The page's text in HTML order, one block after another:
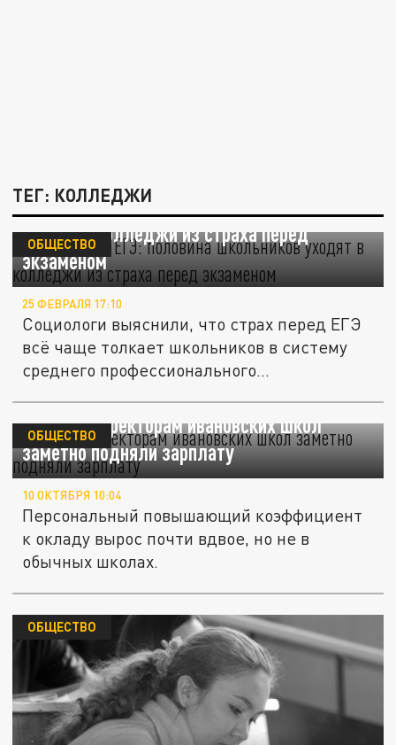
ТЕГ: КОЛЛЕДЖИ
Лишь бы не ЕГЭ: половина школьников
уходят в колледжи из страха перед
экзаменом
ОБЩЕСТВО
25 ФЕВРАЛЯ 17:10
Социологи выяснили, что страх перед ЕГЭ
всё чаще толкает школьников в систему
среднего профессионального...
Не всем директорам ивановских школ
заметно подняли зарплату
ОБЩЕСТВО
10 ОКТЯБРЯ 10:04
Персональный повышающий коэффициент
к окладу вырос почти вдвое, но не в
обычных школах.
ОБЩЕСТВО